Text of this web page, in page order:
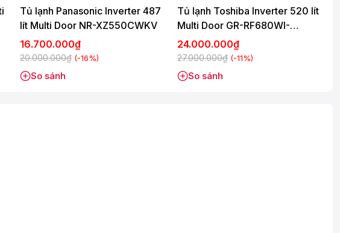
Tủ lạnh Panasonic Inverter 487
lít Multi Door NR-XZ550CWKV
16.700.000₫
20.000.000₫ (-16%)
So sánh
Tủ lạnh Toshiba Inverter 520 lít
Multi Door GR-RF680WI-
PGV(D4)
24.000.000₫
27.000.000₫ (-11%)
So sánh